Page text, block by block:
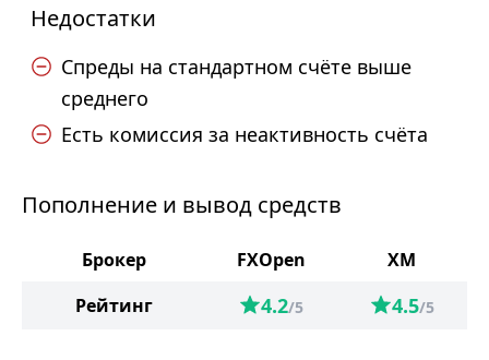
Недостатки
Спреды на стандартном счёте выше
среднего
Есть комиссия за неактивность счёта
Пополнение и вывод средств
Брокер FXOpen
XM
Рейтинг
4.2/5 4.5/5